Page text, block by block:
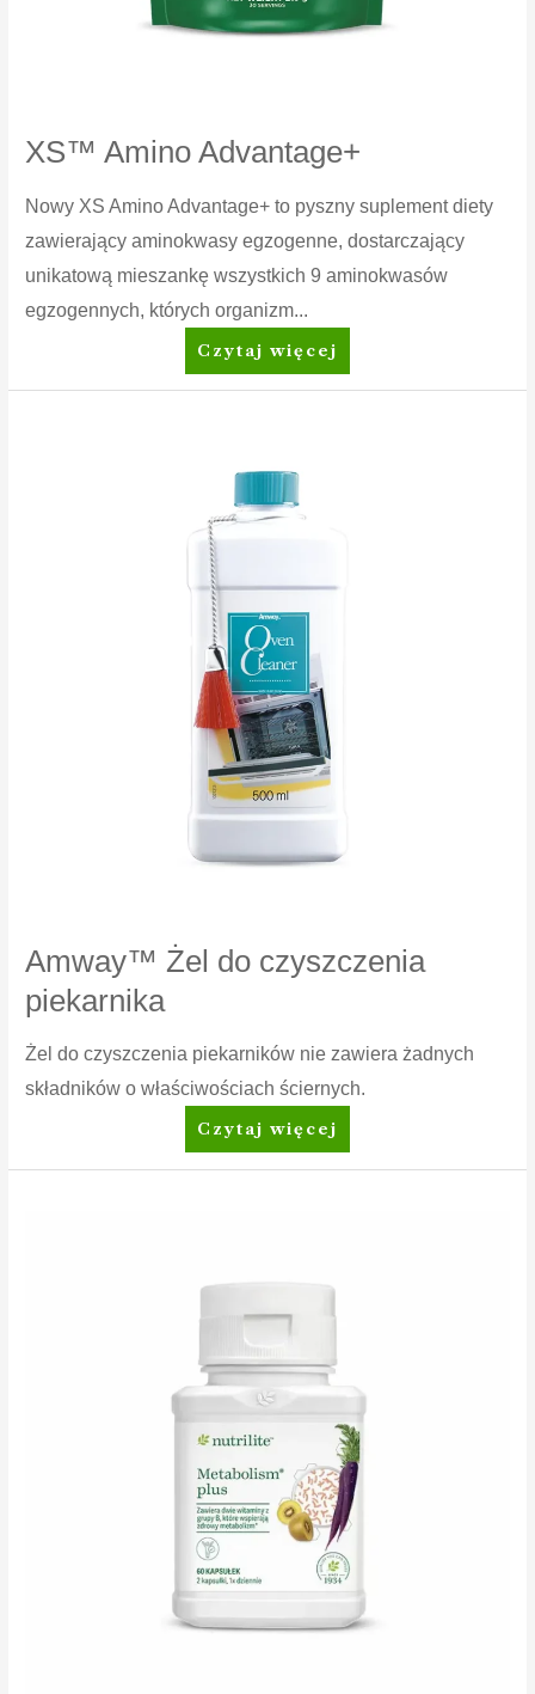
XS™ Amino Advantage+
Nowy XS Amino Advantage+ to pyszny suplement diety
zawierający aminokwasy egzogenne, dostarczający
unikatową mieszankę wszystkich 9 aminokwasów
egzogennych, których organizm...
XS™
Amino
Czytaj więcej
Amway™ Żel do czyszczenia
piekarnika
Żel do czyszczenia piekarników nie zawiera żadnych
składników o właściwościach ściernych.
Amway™
Żel
Czytaj więcej